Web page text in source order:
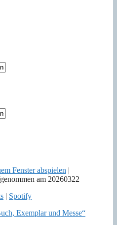
Fenster abspielen |
am 20260322
| Spotify
Exemplar und Messe“